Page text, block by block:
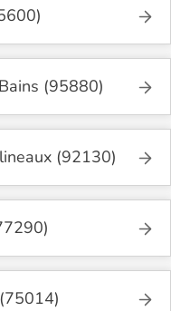
(95880)
(92130)